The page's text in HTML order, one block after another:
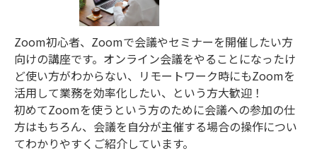
Zoom初心者、Zoomで会議やセミナーを開催したい方
向けの講座です。オンライン会議をやることになったけ
ど使い方がわからない、リモートワーク時にもZoomを
活用して業務を効率化したい、という方大歓迎！
初めてZoomを使うという方のために会議への参加の仕
方はもちろん、会議を自分が主催する場合の操作につい
てわかりやすくご紹介しています。